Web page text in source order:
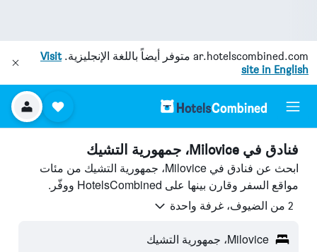
ar.hotelscombined.com متوفر أيضاً باللغة الإنجليزية.Visit
site in English
فنادق في Milovice، جمهورية التشيك
ابحث عن فنادق في Milovice، جمهورية التشيك من مئات
مواقع السفر وقارن بينها على HotelsCombined ووفّر.
2 من الضيوف، غرفة واحدة
Milovice، جمهورية التشيك